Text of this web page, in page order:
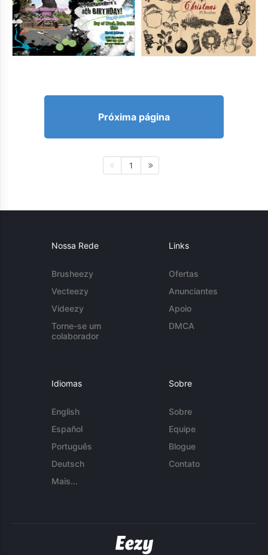
Próxima página
1
Nossa Rede
Brusheezy
Vecteezy
Videezy
Torne-se um
colaborador
Links
Ofertas
Anunciantes
Apoio
DMCA
Idiomas
English
Español
Português
Deutsch
Mais...
Sobre
Sobre
Equipe
Blogue
Contato